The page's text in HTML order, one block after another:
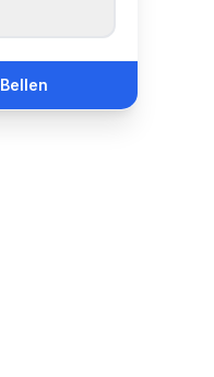
Bellen